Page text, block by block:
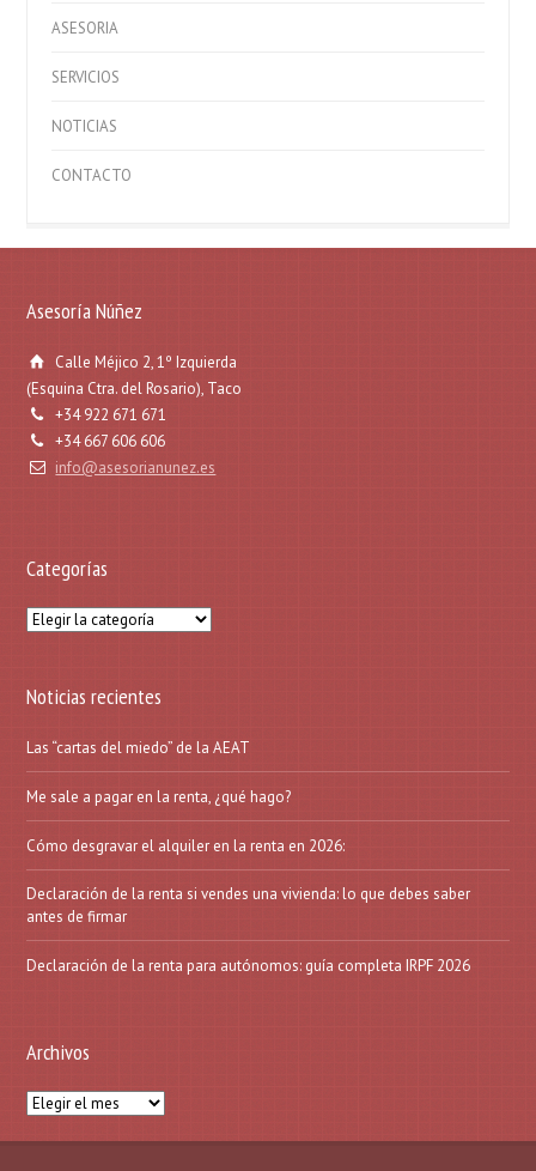
ASESORIA
SERVICIOS
NOTICIAS
CONTACTO
Asesoría Núñez
Calle Méjico 2, 1º Izquierda
(Esquina Ctra. del Rosario), Taco
+34 922 671 671
+34 667 606 606
info@asesorianunez.es
Categorías
Categorías
Noticias recientes
Las “cartas del miedo” de la AEAT
Me sale a pagar en la renta, ¿qué hago?
Cómo desgravar el alquiler en la renta en 2026:
Declaración de la renta si vendes una vivienda: lo que debes saber
antes de firmar
Declaración de la renta para autónomos: guía completa IRPF 2026
Archivos
Archivos